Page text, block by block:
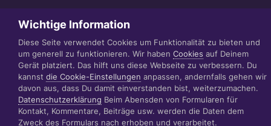
Teilen
Datenschutzerklärung Impressum
© 1999 - 2022 RÄBIGER IT|WEB|VIDEO|CONSULTING
www.raebiger.pro
Powered by Invision Community
Wichtige Information
Diese Seite verwendet Cookies um Funktionalität zu bieten und
um generell zu funktionieren. Wir haben Cookies auf Deinem
Gerät platziert. Das hilft uns diese Webseite zu verbessern. Du
kannst die Cookie-Einstellungen anpassen, andernfalls gehen wir
davon aus, dass Du damit einverstanden bist, weiterzumachen.
Datenschutzerklärung Beim Abensden von Formularen für
Kontakt, Kommentare, Beiträge usw. werden die Daten dem
Zweck des Formulars nach erhoben und verarbeitet.